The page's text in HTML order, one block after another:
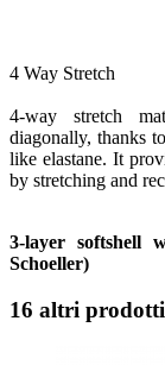
4 Way Stretch
4-way stretch
diagonally, thanks
like elastane. It
by stretching and
3-layer softshell
Schoeller)
16 altri prodotti